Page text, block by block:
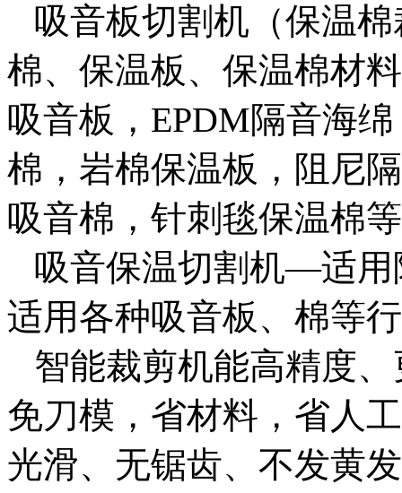
吸音板切割机（保温棉
棉、保温板、保温棉材
吸音板， EPDM隔音海
棉，岩棉保温板，阻尼
吸音棉，针刺毯保温棉
吸音保温切割机—适用
适用各种吸音板、棉等
智能裁剪机能高精度
免刀模，省材料，省人
光滑、无锯齿、不发黄